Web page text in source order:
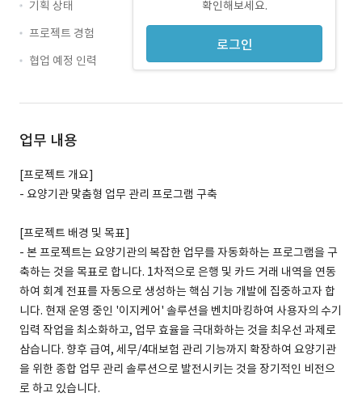
확인해보세요.
로그인
기획 상태
프로젝트 경험
협업 예정 인력
업무 내용
[프로젝트 개요]
- 요양기관 맞춤형 업무 관리 프로그램 구축
[프로젝트 배경 및 목표]
- 본 프로젝트는 요양기관의 복잡한 업무를 자동화하는 프로그램을 구
축하는 것을 목표로 합니다. 1차적으로 은행 및 카드 거래 내역을 연동
하여 회계 전표를 자동으로 생성하는 핵심 기능 개발에 집중하고자 합
니다. 현재 운영 중인 '이지케어' 솔루션을 벤치마킹하여 사용자의 수기
입력 작업을 최소화하고, 업무 효율을 극대화하는 것을 최우선 과제로
삼습니다. 향후 급여, 세무/4대보험 관리 기능까지 확장하여 요양기관
을 위한 종합 업무 관리 솔루션으로 발전시키는 것을 장기적인 비전으
로 하고 있습니다.